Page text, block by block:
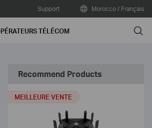
Support Morocco / Français
TÉLÉCOM Search
Recommend Products
MEILLEURE VENTE